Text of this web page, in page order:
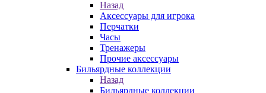
Назад
Аксессуары для игрока
Перчатки
Часы
Тренажеры
Прочие аксессуары
Бильярдные коллекции
Назад
Бильярдные коллекции